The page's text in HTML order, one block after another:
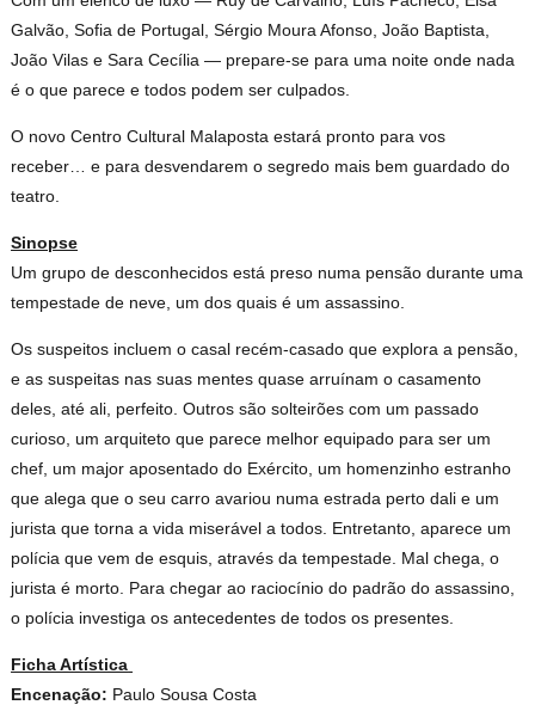
Galvão, Sofia de Portugal, Sérgio Moura Afonso, João Baptista,
João Vilas e Sara Cecília — prepare-se para uma noite onde nada
é o que parece e todos podem ser culpados.
O novo Centro Cultural Malaposta estará pronto para vos
receber… e para desvendarem o segredo mais bem guardado do
teatro.
Sinopse
Um grupo de desconhecidos está preso numa pensão durante uma
tempestade de neve, um dos quais é um assassino.
Os suspeitos incluem o casal recém-casado que explora a pensão,
e as suspeitas nas suas mentes quase arruínam o casamento
deles, até ali, perfeito. Outros são solteirões com um passado
curioso, um arquiteto que parece melhor equipado para ser um
chef, um major aposentado do Exército, um homenzinho estranho
que alega que o seu carro avariou numa estrada perto dali e um
jurista que torna a vida miserável a todos. Entretanto, aparece um
polícia que vem de esquis, através da tempestade. Mal chega, o
jurista é morto. Para chegar ao raciocínio do padrão do assassino,
o polícia investiga os antecedentes de todos os presentes.
Ficha Artística
Encenação: Paulo Sousa Costa